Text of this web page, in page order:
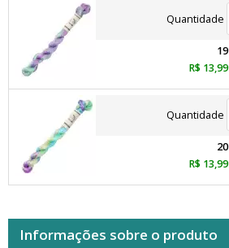
Quantidade
19
R$ 13,99
Quantidade
20
R$ 13,99
Informações sobre o produto